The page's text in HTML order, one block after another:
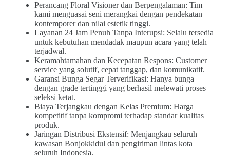
Perancang Floral Visioner dan Berpengalaman: Tim
kami menguasai seni merangkai dengan pendekatan
kontemporer dan nilai estetik tinggi.
Layanan 24 Jam Penuh Tanpa Interupsi: Selalu tersedia
untuk kebutuhan mendadak maupun acara yang telah
terjadwal.
Keramahtamahan dan Kecepatan Respons: Customer
service yang solutif, cepat tanggap, dan komunikatif.
Garansi Bunga Segar Terverifikasi: Hanya bunga
dengan grade tertinggi yang berhasil melewati proses
seleksi ketat.
Biaya Terjangkau dengan Kelas Premium: Harga
kompetitif tanpa kompromi terhadap standar kualitas
produk.
Jaringan Distribusi Ekstensif: Menjangkau seluruh
kawasan Bonjokkidul dan pengiriman lintas kota
seluruh Indonesia.